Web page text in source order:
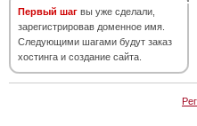
Первый шаг вы уже сделали,
зарегистрировав доменное имя.
Следующими шагами будут заказ
хостинга и создание сайта.